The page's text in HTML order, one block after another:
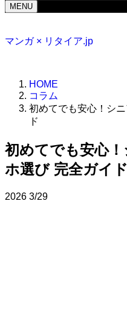
MENU
マンガ × リタイア.jp
HOME
コラム
初めてでも安心！シ
ド
初めてでも安心
ホ選び 完全ガイド
2026 3/29